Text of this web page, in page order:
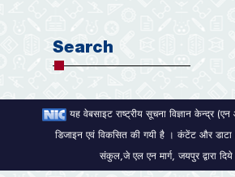
Search
यह वेबसाइट राष्ट्रीय सूचना विज्ञान केन्द्र (एन
डिजाइन एवं विकसित की गयी है । कंटेंट और डाटा
संकुल,जे एल एन मार्ग, जयपुर द्वारा